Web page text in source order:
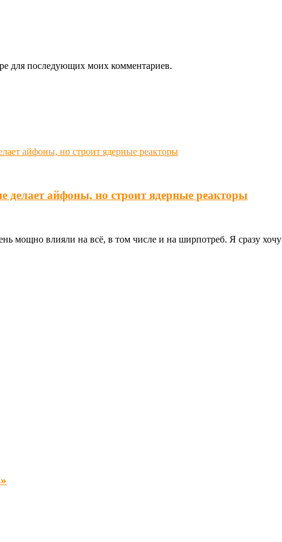
для последующих моих комментариев.
айфоны, но строит ядерные реакторы
мощно влияли на всё, в том числе и на ширпотреб. Я сразу хочу